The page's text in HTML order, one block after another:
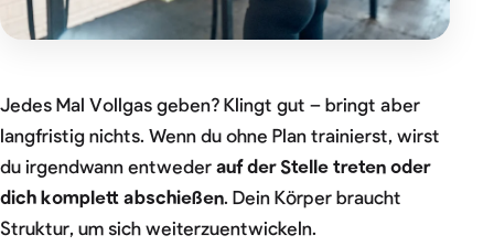
Jedes Mal Vollgas geben? Klingt gut – bringt aber
langfristig nichts. Wenn du ohne Plan trainierst, wirst
du irgendwann entweder auf der Stelle treten oder
dich komplett abschießen. Dein Körper braucht
Struktur, um sich weiterzuentwickeln.